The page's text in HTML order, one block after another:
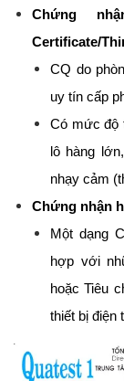
Chứng
Certificate/
CQ do
uy tín cấp
Có mức độ
lô hàng
nhạy cảm
Chứng nhận
Một dạng
hợp với
hoặc Tiêu
thiết bị điện